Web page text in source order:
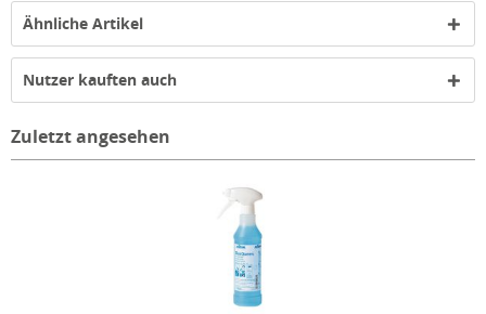
Ähnliche Artikel
Nutzer kauften auch
Zuletzt angesehen